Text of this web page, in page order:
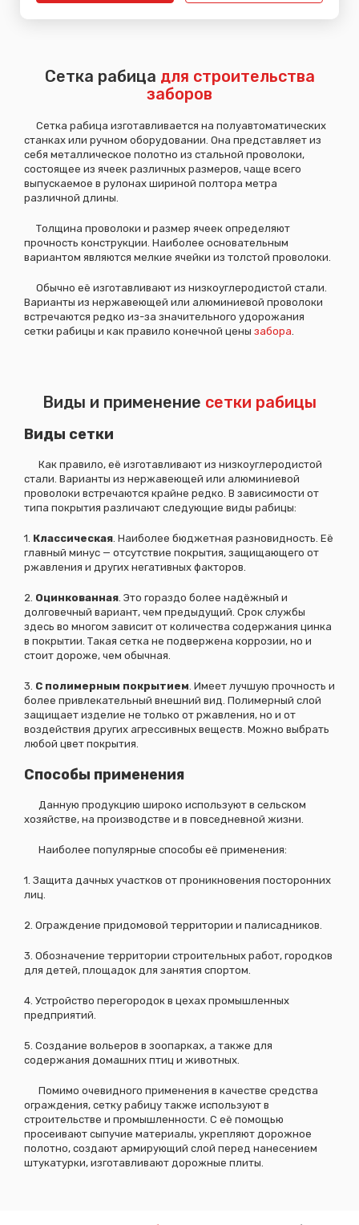
Сетка рабица для строительства
заборов
Сетка рабица изготавливается на полуавтоматических
станках или ручном оборудовании. Она представляет из
себя металлическое полотно из стальной проволоки,
состоящее из ячеек различных размеров, чаще всего
выпускаемое в рулонах шириной полтора метра
различной длины.
Толщина проволоки и размер ячеек определяют
прочность конструкции. Наиболее основательным
вариантом являются мелкие ячейки из толстой проволоки.
Обычно её изготавливают из низкоуглеродистой стали.
Варианты из нержавеющей или алюминиевой проволоки
встречаются редко из-за значительного удорожания
сетки рабицы и как правило конечной цены забора
Виды и применение сетки рабицы
Виды сетки
Как правило, её изготавливают из низкоуглеродистой
стали. Варианты из нержавеющей или алюминиевой
проволоки встречаются крайне редко. В зависимости от
типа покрытия различают следующие виды рабицы:
1. Классическая . Наиболее бюджетная разновидность. Её
главный минус — отсутствие покрытия, защищающего от
ржавления и других негативных факторов.
2. Оцинкованная . Это гораздо более надёжный и
долговечный вариант, чем предыдущий. Срок службы
здесь во многом зависит от количества содержания цинка
в покрытии. Такая сетка не подвержена коррозии, но и
стоит дороже, чем обычная.
3. С полимерным покрытием . Имеет лучшую прочность и
более привлекательный внешний вид. Полимерный слой
защищает изделие не только от ржавления, но и от
воздействия других агрессивных веществ. Можно выбрать
любой цвет покрытия.
Способы применения
Данную продукцию широко используют в сельском
хозяйстве, на производстве и в повседневной жизни.
Наиболее популярные способы её применения:
1. Защита дачных участков от проникновения посторонних
лиц.
2. Ограждение придомовой территории и палисадников.
3. Обозначение территории строительных работ, городков
для детей, площадок для занятия спортом.
4. Устройство перегородок в цехах промышленных
предприятий.
5. Создание вольеров в зоопарках, а также для
содержания домашних птиц и животных.
Помимо очевидного применения в качестве средства
ограждения, сетку рабицу также используют в
строительстве и промышленности. С её помощью
просеивают сыпучие материалы, укрепляют дорожное
полотно, создают армирующий слой перед нанесением
штукатурки, изготавливают дорожные плиты.